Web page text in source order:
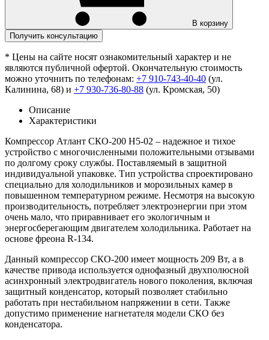
В корзину
Получить консультацию
* Цены на сайте носят ознакомительный характер и не
являются публичной офертой. Окончательную стоимость
можно уточнить по телефонам: +7 910-743-40-40 (ул.
Калинина, 68) и +7 930-736-80-88 (ул. Кромская, 50)
Описание
Характеристики
Компрессор Атлант СКО-200 H5-02 – надежное и тихое
устройство с многочисленными положительными отзывами
по долгому сроку службы. Поставляемый в защитной
индивидуальной упаковке. Тип устройства спроектировано
специально для холодильников и морозильных камер в
повышенном температурном режиме. Несмотря на высокую
производительность, потребляет электроэнергии при этом
очень мало, что приравнивает его экологичным и
энергосберегающим двигателем холодильника. Работает на
основе фреона R-134.
Данный компрессор СКО-200 имеет мощность 209 Вт, а в
качестве привода используется однофазный двухполюсной
асинхронный электродвигатель нового поколения, включая
защитный конденсатор, который позволяет стабильно
работать при нестабильном напряжении в сети. Также
допустимо применение нагнетателя модели СКО без
конденсатора.